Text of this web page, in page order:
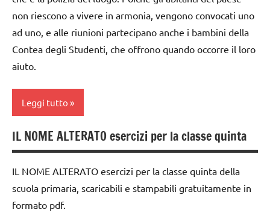
grammatica
GUIDA
MONTESSORI
LINGUAGGIO
MONTESSORI
psicogrammatica
Montessori
studio
delle
parole
non riescono a vivere in armonia, vengono convocati uno
ad uno, e alle riunioni partecipano anche i bambini della
Contea degli Studenti, che offrono quando occorre il loro
aiuto.
Leggi tutto
analisi
grammaticale
Montessori
classe
3a
IL NOME ALTERATO esercizi per la classe quinta
IL NOME ALTERATO esercizi per la classe quinta della
scuola primaria, scaricabili e stampabili gratuitamente in
formato pdf.